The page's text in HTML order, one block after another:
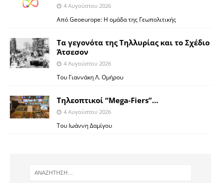
4 Αυγούστου 2026
Από Geoeurope: H ομάδα της Γεωπολιτικής
Τα γεγονότα της Τηλλυρίας και το Σχέδιο
Άτσεσον
4 Αυγούστου 2026
Toυ Γιαννάκη Λ. Ομήρου
Tηλεοπτικοί “Mega-Fiers”…
4 Αυγούστου 2026
Toυ Ιωάννη Δαμίγου